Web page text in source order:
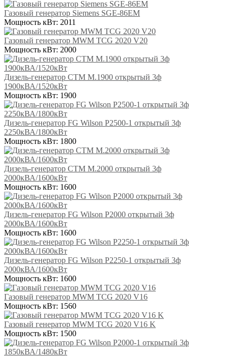
Газовый генератор Siemens SGE-86EM
Мощность кВт: 2011
Газовый генератор MWM TCG 2020 V20
Мощность кВт: 2000
Дизель-генератор СТМ М.1900 открытый 3ф
1900кВА/1520кВт
Мощность кВт: 1900
Дизель-генератор FG Wilson P2500-1 открытый 3ф
2250кВА/1800кВт
Мощность кВт: 1800
Дизель-генератор СТМ М.2000 открытый 3ф
2000кВА/1600кВт
Мощность кВт: 1600
Дизель-генератор FG Wilson P2000 открытый 3ф
2000кВА/1600кВт
Мощность кВт: 1600
Дизель-генератор FG Wilson P2250-1 открытый 3ф
2000кВА/1600кВт
Мощность кВт: 1600
Газовый генератор MWM TCG 2020 V16
Мощность кВт: 1560
Газовый генератор MWM TCG 2020 V16 K
Мощность кВт: 1500